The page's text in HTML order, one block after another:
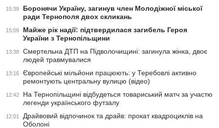
15:39
Боронячи Україну, загинув член Молодіжної міської
ради Тернополя двох скликань
15:09
Майже рік надії: підтвердилася загибель Героя
України з Тернопільщини
13:38
Смертельна ДТП на Підволочищині: загинула жінка, двоє
людей травмувалися
13:16
Європейські мільйони працюють: у Теребовлі активно
ремонтують центральну вулицю (відео)
12:42
На Тернопільщині відбудеться товариський матч за участю
легенди українського футзалу
12:01
Драйвовий відпочинок та драйв: прокат квадроциклів на
Оболоні